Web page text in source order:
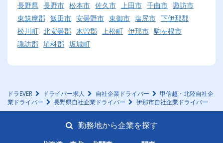
長野県 長野市 松本市 佐久市 上田市 千曲市 諏訪市
東筑摩郡 飯田市 安曇野市 東御市 塩尻市 下伊那郡
松川町 北安曇郡 木曽郡 上松町 伊那市 駒ヶ根市
諏訪郡 埴科郡 坂城町
ドラEVER ドライバー求人 自社企業ドライバー
甲信越・北陸自社企
業ドライバー
長野県自社企業ドライバー 伊那市自社企業ドライバー
勤務地から企業を探す